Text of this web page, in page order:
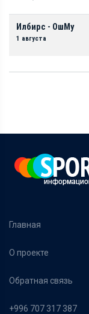
Илбирс - ОшМу
1 августа
Главная
О проекте
Обратная связь
+996 707 317 387